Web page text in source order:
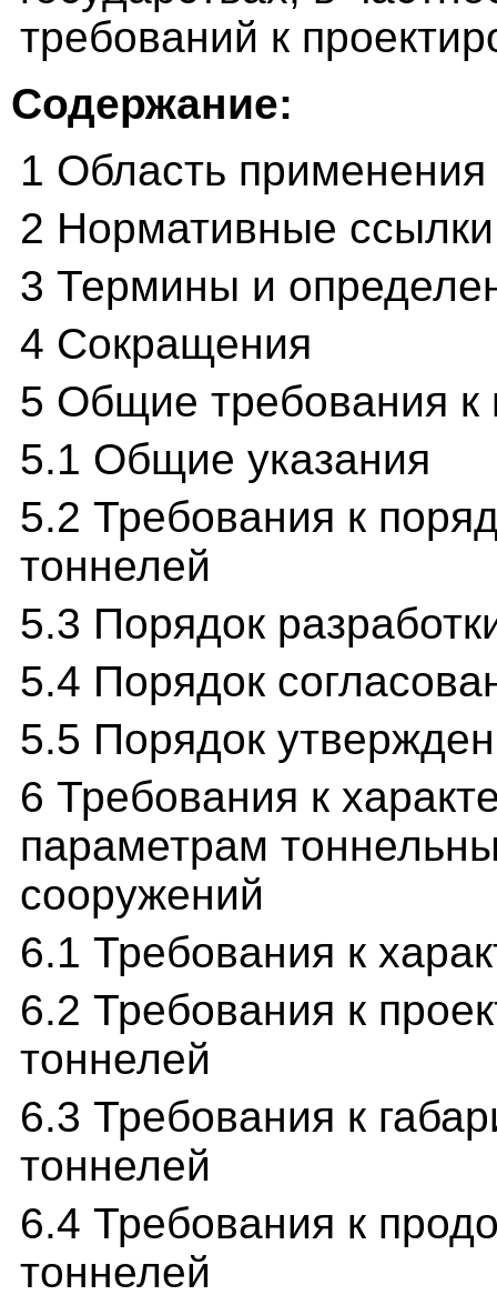
требований к
Содержание:
1 Область применения
2 Нормативные ссылки
3 Термины и
4 Сокращения
5 Общие требования к
5.1 Общие указания
5.2 Требования к
тоннелей
5.3 Порядок
5.4 Порядок
5.5 Порядок
6 Требования к
параметрам
сооружений
6.1 Требования к
6.2 Требования к
тоннелей
6.3 Требования к
тоннелей
6.4 Требования к
тоннелей